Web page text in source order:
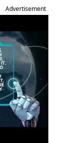
Advertisement